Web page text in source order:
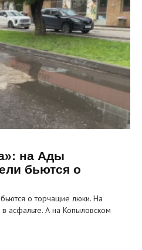
на Ады
бьются о
о торчащие люки. На
асфальте. А на Копыловском